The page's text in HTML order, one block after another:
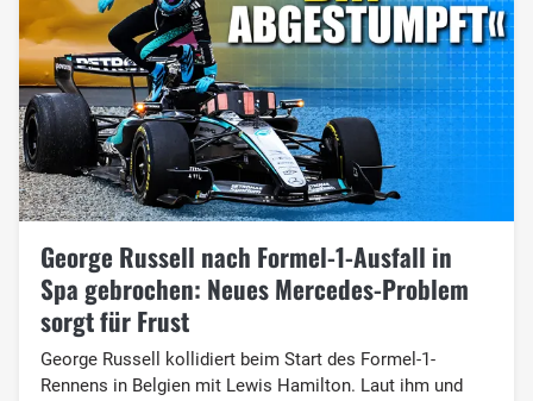
George Russell nach Formel-1-Ausfall in
Spa gebrochen: Neues Mercedes-Problem
sorgt für Frust
George Russell kollidiert beim Start des Formel-1-
Rennens in Belgien mit Lewis Hamilton. Laut ihm und